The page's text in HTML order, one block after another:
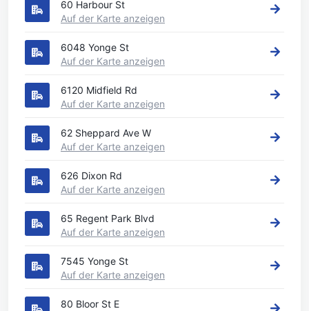
60 Harbour St
Auf der Karte anzeigen
6048 Yonge St
Auf der Karte anzeigen
6120 Midfield Rd
Auf der Karte anzeigen
62 Sheppard Ave W
Auf der Karte anzeigen
626 Dixon Rd
Auf der Karte anzeigen
65 Regent Park Blvd
Auf der Karte anzeigen
7545 Yonge St
Auf der Karte anzeigen
80 Bloor St E